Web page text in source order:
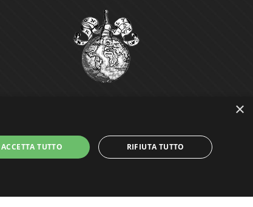
×
ACCETTA TUTTO RIFIUTA TUTTO